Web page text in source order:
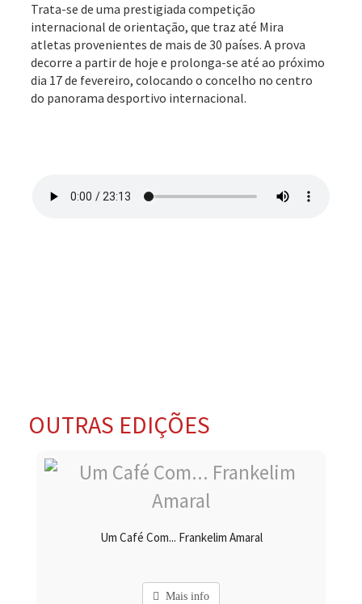
Trata-se de uma prestigiada competição
internacional de orientação, que traz até Mira
atletas provenientes de mais de 30 países. A prova
decorre a partir de hoje e prolonga-se até ao próximo
dia 17 de fevereiro, colocando o concelho no centro
do panorama desportivo internacional.
OUTRAS EDIÇÕES
Um Café Com... Frankelim Amaral
Mais info